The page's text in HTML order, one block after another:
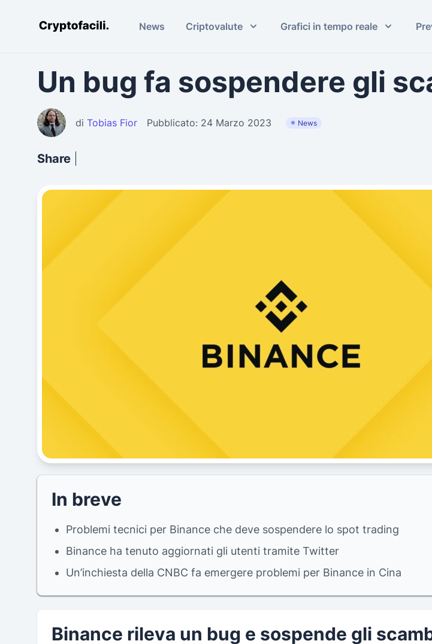
Cryptofacili.com News Criptovalute Grafici in tempo reale
Un bug fa sospendere gli
di Tobias Fior Pubblicato: 24 Marzo 2023 News
Share
In breve
Problemi tecnici per Binance che deve sospendere lo spot trading
Binance ha tenuto aggiornati gli utenti tramite Twitter
Un’inchiesta della CNBC fa emergere problemi per Binance in Cina
Binance rileva un bug e sospende gli